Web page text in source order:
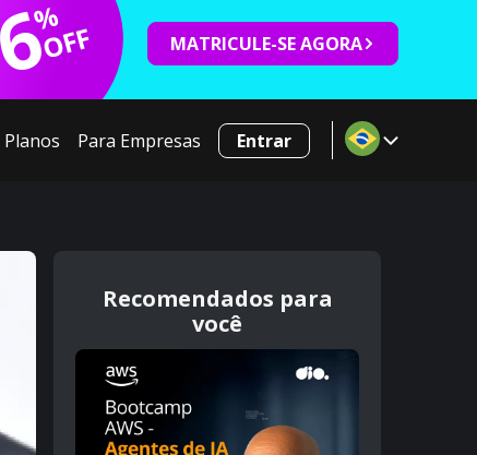
%
OFF MATRICULE-SE AGORA
Planos Para Empresas Entrar
Recomendados para
você